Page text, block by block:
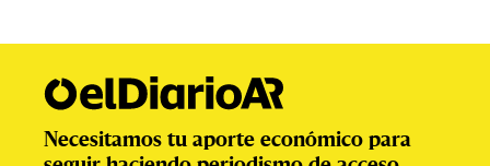
Necesitamos tu aporte económico para